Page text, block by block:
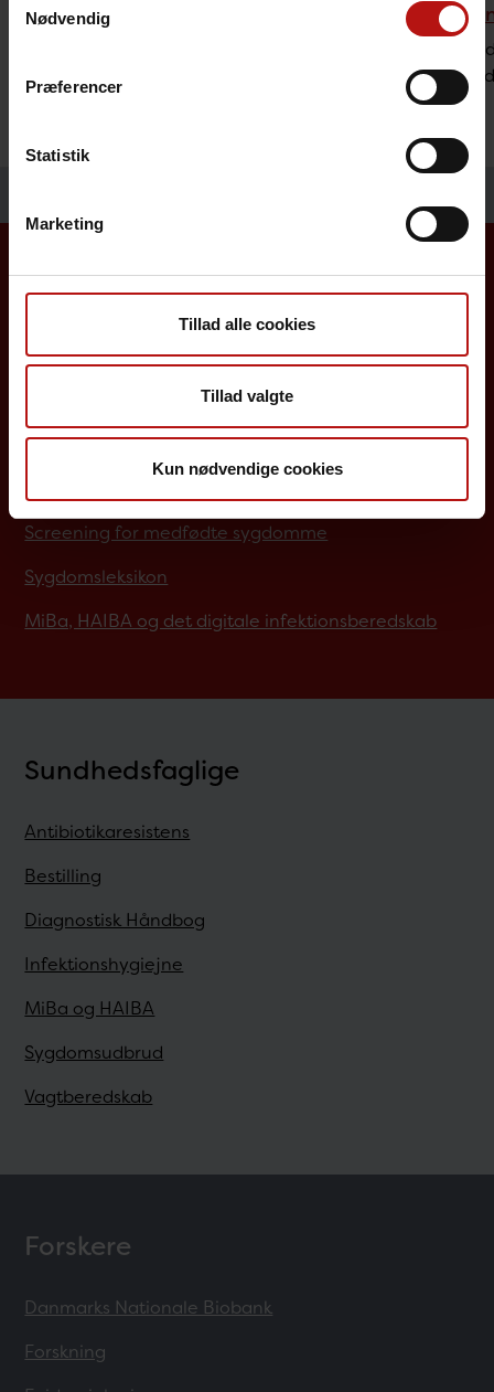
Nødvendig
Præferencer
Statistik
Marketing
Tillad alle cookies
Tillad valgte
Kun nødvendige cookies
Rejsevaccination
forebyggelse vi anbefaler ved rejser til
Borgere
Det danske børnevaccinationsprogram
Influenzavaccination
Job på SSI
Screening for medfødte sygdomme
Sygdomsleksikon
MiBa, HAIBA og det digitale infektionsberedskab
Sundhedsfaglige
Antibiotikaresistens
Bestilling
Diagnostisk Håndbog
Infektionshygiejne
MiBa og HAIBA
Sygdomsudbrud
Vagtberedskab
Forskere
Danmarks Nationale Biobank
Forskning